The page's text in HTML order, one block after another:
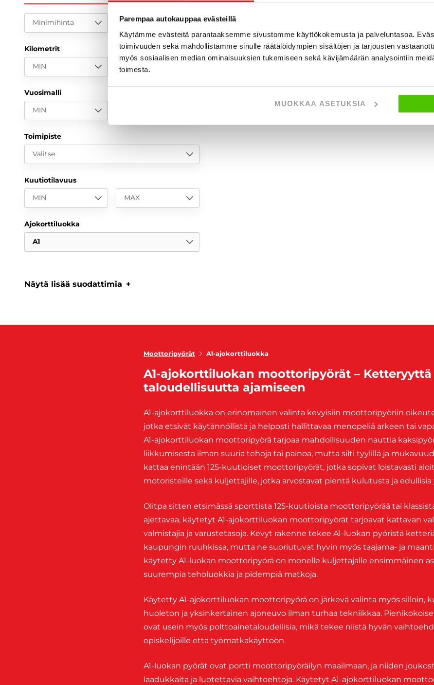
Parempaa autokauppaa evästeillä
Käytämme evästeitä parantaaksemme sivustomme käyttökokemusta ja palveluntasoa.
toimivuuden sekä mahdollistamme sinulle räätälöidympien sisältöjen ja tarjousten
myös sosiaalisen median ominaisuuksien tukemiseen sekä kävijämäärän analysointiin
toimesta.
MUOKKAA ASETUKSIA
Minimihinta Maksimihinta
Kilometrit
MIN MAX
Vuosimalli
MIN
Toimipiste
Valitse
Kuutiotilavuus
MIN MAX
Ajokorttiluokka
A1
Näytä lisää suodattimia
Näytetään2/2
Moottoripyörät A1-ajokorttiluokka
A1-ajokorttiluokan moottoripyörät – Ketteryyttä
taloudellisuutta ajamiseen
A1-ajokorttiluokka on erinomainen valinta kevyisiin moottoripyöriin
jotka etsivät käytännöllistä ja helposti hallittavaa menopeliä arkeen tai
A1-ajokorttiluokan moottoripyörä tarjoaa mahdollisuuden nauttia
liikkumisesta ilman suuria tehoja tai painoa, mutta silti tyylillä ja
kattaa enintään 125-kuutioiset moottoripyörät, jotka sopivat loistavasti
motoristeille sekä kuljettajille, jotka arvostavat pientä kulutusta ja
Olitpa sitten etsimässä sporttista 125-kuutioista moottoripyörää tai
ajettavaa, käytetyt A1-ajokorttiluokan moottoripyörät tarjoavat kattavan
valmistajia ja varustetasoja. Kevyt rakenne tekee A1-luokan pyöristä
kaupungin ruuhkissa, mutta ne suoriutuvat hyvin myös taajama- ja
käytetty A1-luokan moottoripyörä on monelle kuljettajalle ensimmäinen
suurempia teholuokkia ja pidempiä matkoja.
Käytetty A1-ajokorttiluokan moottoripyörä on järkevä valinta myös silloin,
huoleton ja yksinkertainen ajoneuvo ilman turhaa tekniikkaa.
ovat usein myös polttoainetaloudellisia, mikä tekee niistä hyvän
opiskelijoille että työmatkakäyttöön.
A1-luokan pyörät ovat portti moottoripyöräilyn maailmaan, ja niiden
laadukkaita ja luotettavia vaihtoehtoja. Käytetyt A1-ajokorttiluokan